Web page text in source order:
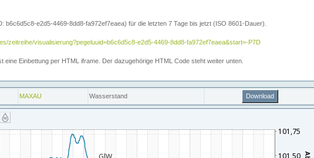
b6c6d5c8-e2d5-4469-8dd8-fa972ef7eaea) für die letzten 7 Tage bis jetzt (ISO 8601-Dauer).
zeitreihe/visualisierung?pegeluuid=b6c6d5c8-e2d5-4469-8dd8-fa972ef7eaea&start=-P7D
eine Einbettung per HTML iframe. Der dazugehörige HTML Code steht weiter unten.